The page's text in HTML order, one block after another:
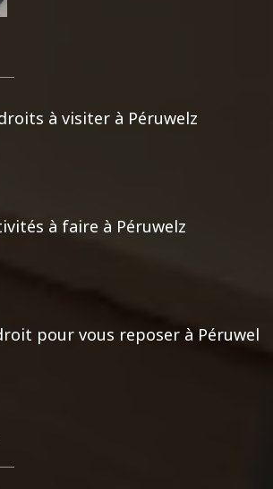
à visiter à Péruwelz
à faire à Péruwelz
pour vous reposer à Péruwel